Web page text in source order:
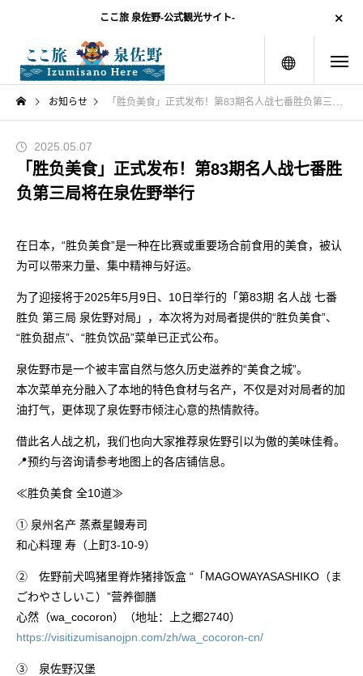
ここ旅 泉佐野-公式観光サイト-
menu
お知らせ 「胜负美食」正式发布！第83期名人战七番胜负第三局将在泉佐野举行
「胜负美食」正式发布！第83期名人战七番胜
负第三局将在泉佐野举行
2025.05.07
在日本，“胜负美食”是一种在比赛或重要场合前食用的美食，被认
为可以带来力量、集中精神与好运。
为了迎接将于2025年5月9日、10日举行的「第83期 名人战 七番
胜负 第三局 泉佐野对局」，本次将为对局者提供的“胜负美食”、
“胜负甜点”、“胜负饮品”菜单已正式公布。
泉佐野市是一个被丰富自然与悠久历史滋养的“美食之城”。
本次菜单充分融入了本地的特色食材与名产，不仅是对对局者的加
油打气，更体现了泉佐野市倾注心意的热情款待。
借此名人战之机，我们也向大家推荐泉佐野引以为傲的美味佳肴。
📍预约与咨询请参考地图上的各店铺信息。
≪胜负美食 全10道≫
① 泉州名产 蒸煮星鳗寿司
和心料理 寿（上町3-10-9）
② 佐野前犬鸣猪里脊炸猪排饭盒 “「MAGOWAYASASHIKO（ま
ごわやさしいこ）”营养御膳
心然（wa_cocoron）（地址：上之郷2740）
https://visitizumisanojpn.com/zh/wa_cocoron-cn/
③ 泉佐野汉堡